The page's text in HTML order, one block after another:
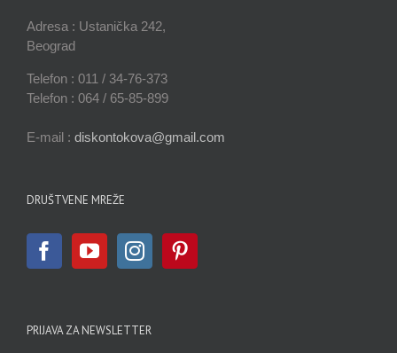
Adresa : Ustanička 242,
Beograd
Telefon : 011 / 34-76-373
Telefon : 064 / 65-85-899
E-mail : diskontokova@gmail.com
DRUŠTVENE MREŽE
PRIJAVA ZA NEWSLETTER